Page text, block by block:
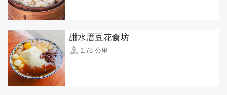
甜水厝豆花食坊
1.78 公里